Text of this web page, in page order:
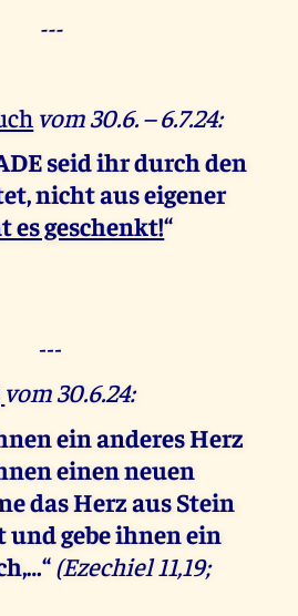
---
vom 30.6. – 6.7.24:
seid ihr durch den
nicht aus eigener
es geschenkt!“
---
vom 30.6.24:
ein anderes Herz
einen neuen
das Herz aus Stein
gebe ihnen ein
(Ezechiel 11,19;